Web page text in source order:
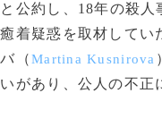
公約し、18年の殺
着疑惑を取材してい
（Martina Kusnirova
があり、公人の不正